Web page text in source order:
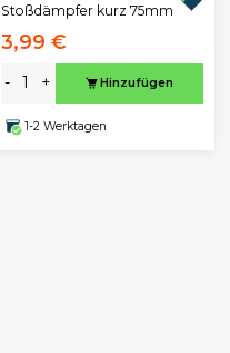
Stoßdämpfer kurz 75mm
3,99 €
- + Hinzufügen
1-2 Werktagen